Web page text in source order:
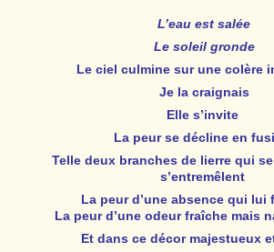
L’eau est salée
Le soleil gronde
Le ciel culmine sur une colère
Je la craignais
Elle s’invite
La peur se décline en
Telle deux branches de lierre qui
s’entremêlent
La peur d’une absence qui lui
La peur d’une odeur fraîche mais
Et dans ce décor majestueux